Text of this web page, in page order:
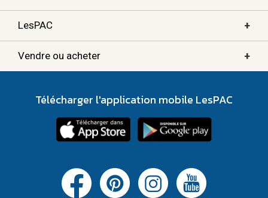
LesPAC +
Vendre ou acheter +
Télécharger l'application mobile LesPAC